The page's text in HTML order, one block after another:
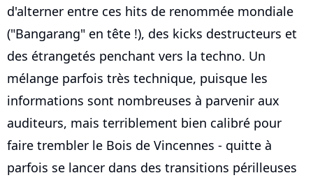
d'alterner entre ces hits de renommée mondiale
("Bangarang" en tête !), des kicks destructeurs et
des étrangetés penchant vers la techno. Un
mélange parfois très technique, puisque les
informations sont nombreuses à parvenir aux
auditeurs, mais terriblement bien calibré pour
faire trembler le Bois de Vincennes - quitte à
parfois se lancer dans des transitions périlleuses